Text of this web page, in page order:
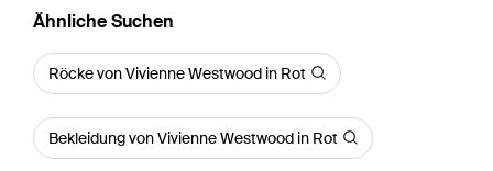
Ähnliche Suchen
Röcke von Vivienne Westwood in Rot
Bekleidung von Vivienne Westwood in Rot